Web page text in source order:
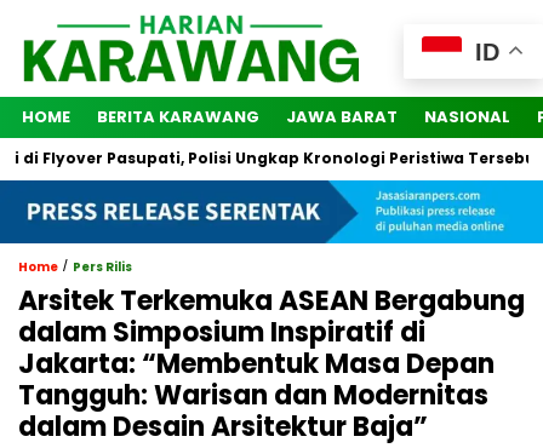
HOME BERITA KARAWANG JAWA BARAT NASIONAL
Pasupati, Polisi Ungkap Kronologi Peristiwa Tersebut
Home / Pers Rilis
Arsitek Terkemuka ASEAN Bergabung
dalam Simposium Inspiratif di
Jakarta: “Membentuk Masa Depan
Tangguh: Warisan dan Modernitas
dalam Desain Arsitektur Baja”
ID